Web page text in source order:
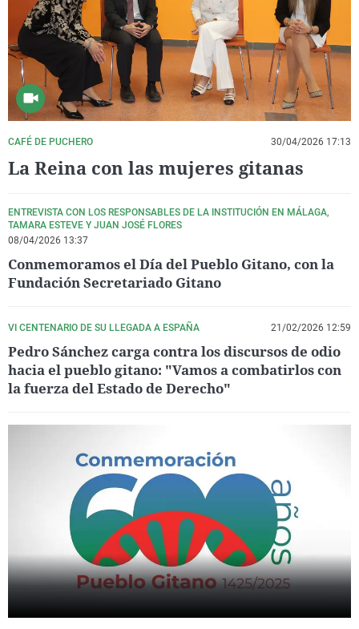
La rosa de los vientos
Gente viajera
Como el perro y el
Caso
Retornados
Equipo de
Operación Viuda
Extremadura
Galicia
La Rioja
Navarra
País Vasco
Virales
Televisión
Elecciones
CAFÉ DE PUCHERO 30/04/2026 17:13
La Reina con las mujeres gitanas
ENTREVISTA CON LOS RESPONSABLES DE LA INSTITUCIÓN EN MÁLAGA,
TAMARA ESTEVE Y JUAN JOSÉ FLORES
08/04/2026 13:37
Conmemoramos el Día del Pueblo Gitano, con la
Fundación Secretariado Gitano
VI CENTENARIO DE SU LLEGADA A ESPAÑA 21/02/2026 12:59
Pedro Sánchez carga contra los discursos de odio
hacia el pueblo gitano: "Vamos a combatirlos con
la fuerza del Estado de Derecho"